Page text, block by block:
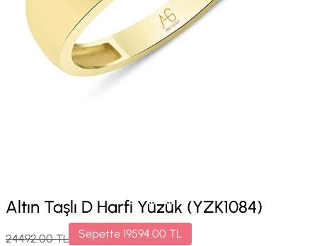
Altın Taşlı D Harfi Yüzük (YZK1084)
24492.00TL Sepette 19594.00 TL